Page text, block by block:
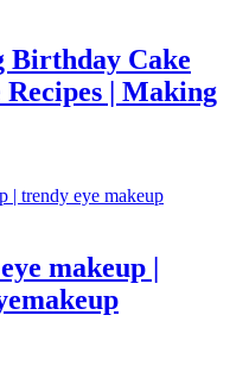
Birthday Cake
Recipes | Making
makeup |